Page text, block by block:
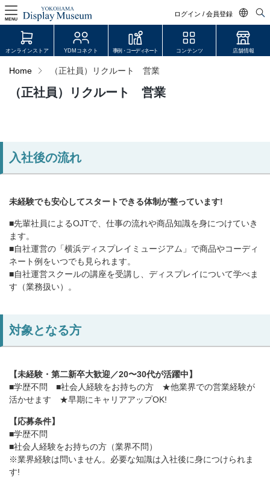
ログイン / 会員登録
日本語
MENU
ログイン・会員登録
YDM Connect
リンク
JDCA(ディスプレイスクール)
店舗情報・営業日
採用情報
お問い合わせ
プライバシーポリシー
OFFICIAL SNS
オンラインストア YDMコネクト 事例・コーディネート コンテンツ 店舗情報
Home （正社員）リクルート 営業
（正社員）リクルート 営業
入社後の流れ
未経験でも安⼼してスタートできる体制が整っています!
■先輩社員によるOJTで、仕事の流れや商品知識を⾝につけていき
ます。
■⾃社運営の「横浜ディスプレイミュージアム」で商品やコーディ
ネート例をいつでも⾒られます。
■⾃社運営スクールの講座を受講し、ディスプレイについて学べま
す（業務扱い）。
対象となる方
【未経験・第⼆新卒⼤歓迎／20〜30代が活躍中】
■学歴不問 ■社会⼈経験をお持ちの⽅ ★他業界での営業経験が
活かせます ★早期にキャリアアップOK!
【応募条件】
■学歴不問
■社会⼈経験をお持ちの⽅（業界不問）
※業界経験は問いません。必要な知識は⼊社後に⾝につけられま
す!